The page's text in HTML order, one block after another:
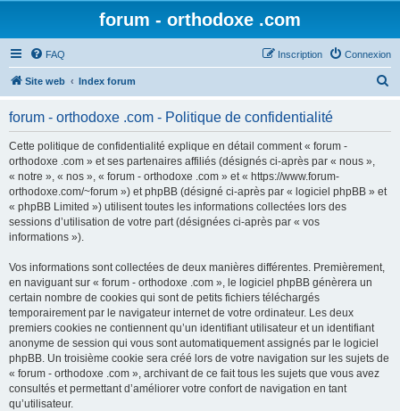
forum - orthodoxe .com
FAQ Connexion
Inscription
Site web Index forum
forum - orthodoxe .com - Politique de confidentialité
Cette politique de confidentialité explique en détail comment « forum -
orthodoxe .com » et ses partenaires affiliés (désignés ci-après par « nous »,
« notre », « nos », « forum - orthodoxe .com » et « https://www.forum-
orthodoxe.com/~forum ») et phpBB (désigné ci-après par « logiciel phpBB » et
« phpBB Limited ») utilisent toutes les informations collectées lors des
sessions d’utilisation de votre part (désignées ci-après par « vos
informations »).
Vos informations sont collectées de deux manières différentes. Premièrement,
en naviguant sur « forum - orthodoxe .com », le logiciel phpBB génèrera un
certain nombre de cookies qui sont de petits fichiers téléchargés
temporairement par le navigateur internet de votre ordinateur. Les deux
premiers cookies ne contiennent qu’un identifiant utilisateur et un identifiant
anonyme de session qui vous sont automatiquement assignés par le logiciel
phpBB. Un troisième cookie sera créé lors de votre navigation sur les sujets de
« forum - orthodoxe .com », archivant de ce fait tous les sujets que vous avez
consultés et permettant d’améliorer votre confort de navigation en tant
qu’utilisateur.